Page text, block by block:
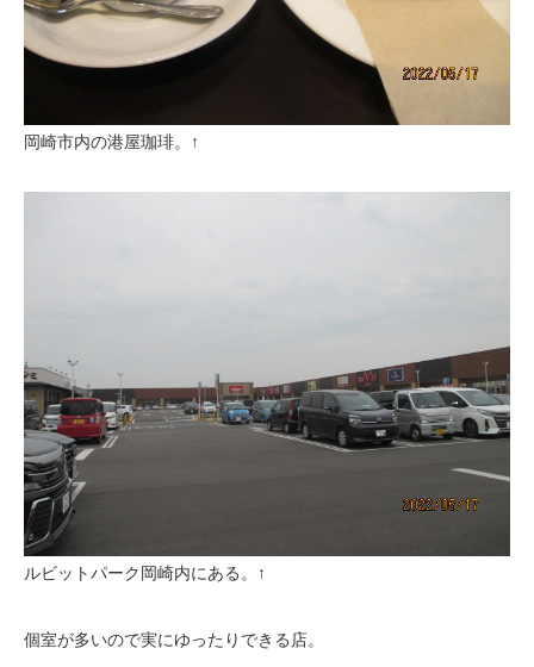
岡崎市内の港屋珈琲。↑
ルビットパーク岡崎内にある。↑
個室が多いので実にゆったりできる店。